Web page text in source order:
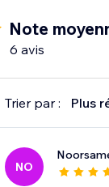
Note
6 avis
Trier par : Plus
NO